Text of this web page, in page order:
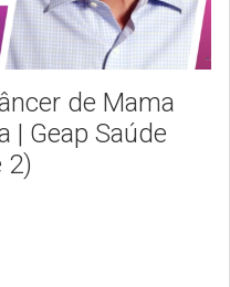
de Mama
| Geap Saúde
2)